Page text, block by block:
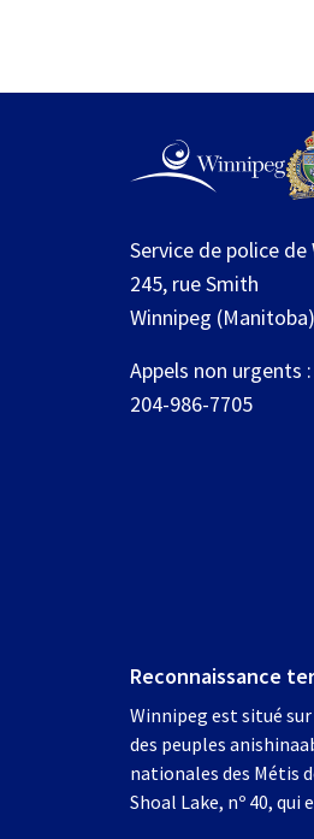
Service de police de
245, rue Smith
Winnipeg
Appels non urgents :
204-986-7705
Reconnaissance
Winnipeg est situé
des peuples
nationales des Métis
Shoal Lake, nº 40,